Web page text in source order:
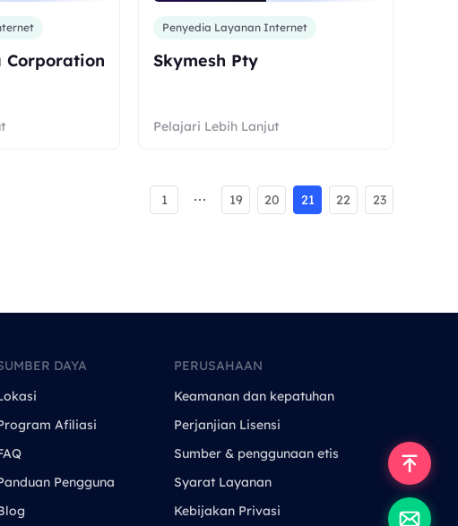
Corporation
Penyedia Layanan Internet
Skymesh Pty
Pelajari Lebih Lanjut
1 19 20 21 22 23
DAYA
Afiliasi
Pengguna
PERUSAHAAN
Keamanan dan kepatuhan
Perjanjian Lisensi
Sumber & penggunaan etis
Syarat Layanan
Kebijakan Privasi